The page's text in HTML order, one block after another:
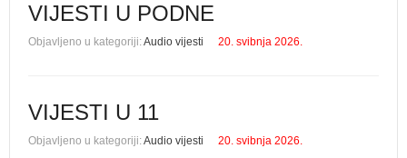
VIJESTI U PODNE
Objavljeno u kategoriji:Audio vijesti 20. svibnja 2026.
VIJESTI U 11
Objavljeno u kategoriji:Audio vijesti 20. svibnja 2026.